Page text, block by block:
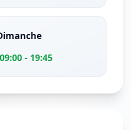
09:00 - 19:45